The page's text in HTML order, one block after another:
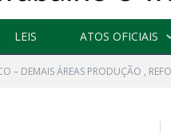
LEIS ATOS OFICIAIS
– DEMAIS ÁREAS PRODUÇÃO ,